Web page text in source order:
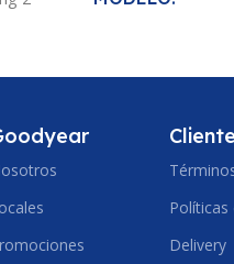
ANCHO DE
Políticas
Delivery